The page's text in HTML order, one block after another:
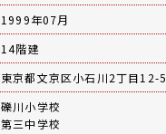
1999年07月
14階建
東京都文京区小石川2丁目12-5
礫川小学校
第三中学校